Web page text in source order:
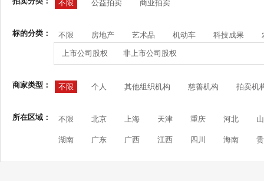
不限 公益拍卖 商业拍卖
标的分类： 不限 房地产 艺术品 机动车 科技成果
上市公司股权 非上市公司股权
商家类型： 不限 个人 其他组织机构 慈善机构 拍卖机
所在区域： 不限 北京 上海 天津 重庆 河北
湖南 广东 广西 江西 四川 海南